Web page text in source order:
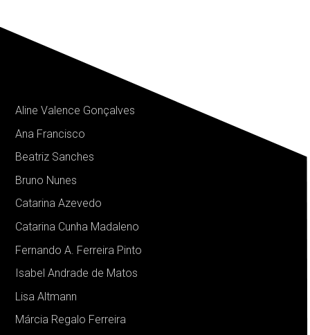
+ EQUIPA
Aline Valence Gonçalves
Ana Francisco
Beatriz Sanches
Bruno Nunes
Catarina Azevedo
Catarina Cunha Madaleno
Fernando A. Ferreira Pinto
Isabel Andrade de Matos
Lisa Altmann
Márcia Regalo Ferreira